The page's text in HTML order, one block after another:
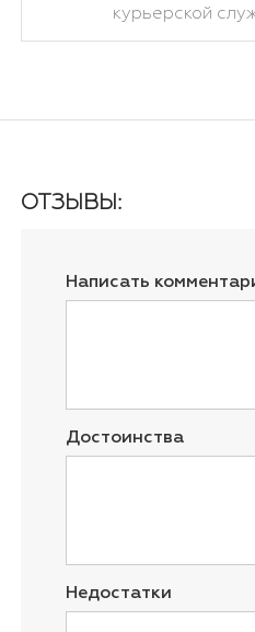
курьерской
ОТЗЫВЫ:
Написать
Достоинства
Недостатки